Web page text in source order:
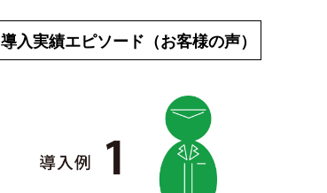
導入実績エピソード（お客様の声）